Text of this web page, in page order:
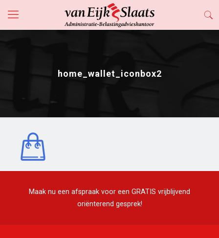
home_wallet_iconbox2
Maak nu een afspraak voor een GRATIS vrijblijvend
oriënterend gesprek!